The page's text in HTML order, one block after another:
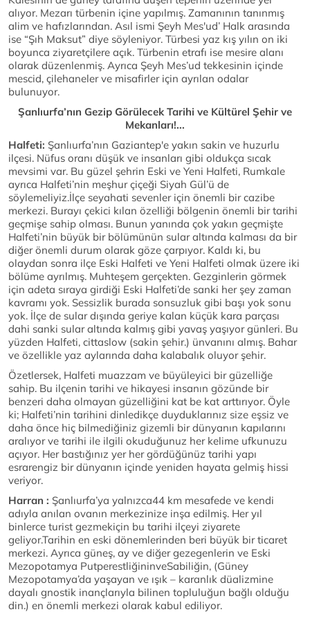
alıyor. Mezarı türbenin içine yapılmış. Zamanının tanınmış
alim ve hafızlarından. Asıl ismi Şeyh Mes'ud’ Halk arasında
ise “Şıh Maksut” diye söyleniyor. Türbesi yaz kış yılın on iki
boyunca ziyaretçilere açık. Türbenin etrafı ise mesire alanı
olarak düzenlenmiş. Ayrıca Şeyh Mes’ud tekkesinin içinde
mescid, çilehaneler ve misafirler için ayrılan odalar
bulunuyor.
Şanlıurfa’nın Gezip Görülecek Tarihi ve Kültürel Şehir ve
Mekanları!...
Halfeti: Şanlıurfa’nın Gaziantep'e yakın sakin ve huzurlu
ilçesi. Nüfus oranı düşük ve insanları gibi oldukça sıcak
mevsimi var. Bu güzel şehrin Eski ve Yeni Halfeti, Rumkale
ayrıca Halfeti’nin meşhur çiçeği Siyah Gül’ü de
söylemeliyiz.İlçe seyahati sevenler için önemli bir cazibe
merkezi. Burayı çekici kılan özelliği bölgenin önemli bir tarihi
geçmişe sahip olması. Bunun yanında çok yakın geçmişte
Halfeti’nin büyük bir bölümünün sular altında kalması da bir
diğer önemli durum olarak göze çarpıyor. Kaldı ki, bu
olaydan sonra ilçe Eski Halfeti ve Yeni Halfeti olmak üzere iki
bölüme ayrılmış. Muhteşem gerçekten. Gezginlerin görmek
için adeta sıraya girdiği Eski Halfeti’de sanki her şey zaman
kavramı yok. Sessizlik burada sonsuzluk gibi başı yok sonu
yok. İlçe de sular dışında geriye kalan küçük kara parçası
dahi sanki sular altında kalmış gibi yavaş yaşıyor günleri. Bu
yüzden Halfeti, cittaslow (sakin şehir.) ünvanını almış. Bahar
ve özellikle yaz aylarında daha kalabalık oluyor şehir.
Özetlersek, Halfeti muazzam ve büyüleyici bir güzelliğe
sahip. Bu ilçenin tarihi ve hikayesi insanın gözünde bir
benzeri daha olmayan güzelliğini kat be kat arttırıyor. Öyle
ki; Halfeti’nin tarihini dinledikçe duyduklarınız size eşsiz ve
daha önce hiç bilmediğiniz gizemli bir dünyanın kapılarını
aralıyor ve tarihi ile ilgili okuduğunuz her kelime ufkunuzu
açıyor. Her bastığınız yer her gördüğünüz tarihi yapı
esrarengiz bir dünyanın içinde yeniden hayata gelmiş hissi
veriyor.
Harran : Şanlıurfa’ya yalnızca44 km mesafede ve kendi
adıyla anılan ovanın merkezinize inşa edilmiş. Her yıl
binlerce turist gezmekiçin bu tarihi ilçeyi ziyarete
geliyor.Tarihin en eski dönemlerinden beri büyük bir ticaret
merkezi. Ayrıca güneş, ay ve diğer gezegenlerin ve Eski
Mezopotamya PutperestliğininveSabiliğin, (Güney
Mezopotamya’da yaşayan ve ışık – karanlık düalizmine
dayalı gnostik inançlarıyla bilinen topluluğun bağlı olduğu
din.) en önemli merkezi olarak kabul ediliyor.